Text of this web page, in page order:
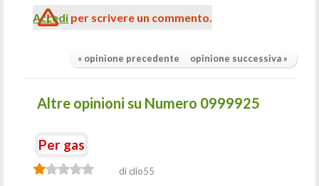
Accedi per scrivere un commento.
« opinione precedente opinione successiva »
Altre opinioni su Numero 0999925
Per gas
di clio55